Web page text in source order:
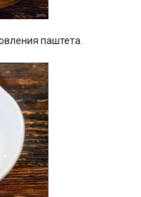
паштета.